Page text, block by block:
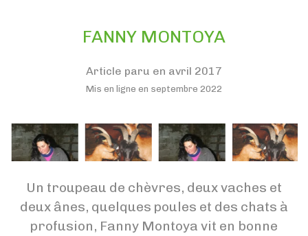
FANNY MONTOYA
Article paru en avril 2017
Mis en ligne en septembre 2022
Un troupeau de chèvres, deux vaches et
deux ânes, quelques poules et des chats à
profusion, Fanny Montoya vit en bonne